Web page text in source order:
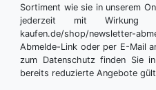
Sortiment wie sie in unserem
jederzeit mit Wirkung
kaufen.de/shop/newsletter-
Abmelde-Link oder per E-Mail
zum Datenschutz finden Sie
bereits reduzierte Angebote